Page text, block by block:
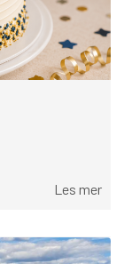
Les mer